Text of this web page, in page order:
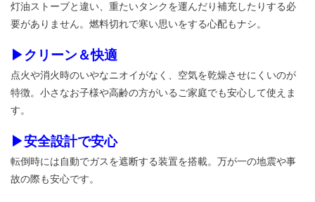
灯油ストーブと違い、重たいタンクを運んだり補充したりする必
要がありません。燃料切れで寒い思いをする心配もナシ。
▶クリーン＆快適
点火や消火時のいやなニオイがなく、空気を乾燥させにくいのが
特徴。小さなお子様や高齢の方がいるご家庭でも安心して使えま
す。
▶安全設計で安心
転倒時には自動でガスを遮断する装置を搭載。万が一の地震や事
故の際も安心です。